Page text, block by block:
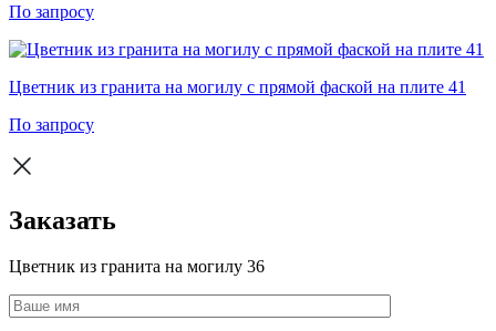
По запросу
Цветник из гранита на могилу с прямой фаской на плите 41
По запросу
Заказать
Цветник из гранита на могилу 36